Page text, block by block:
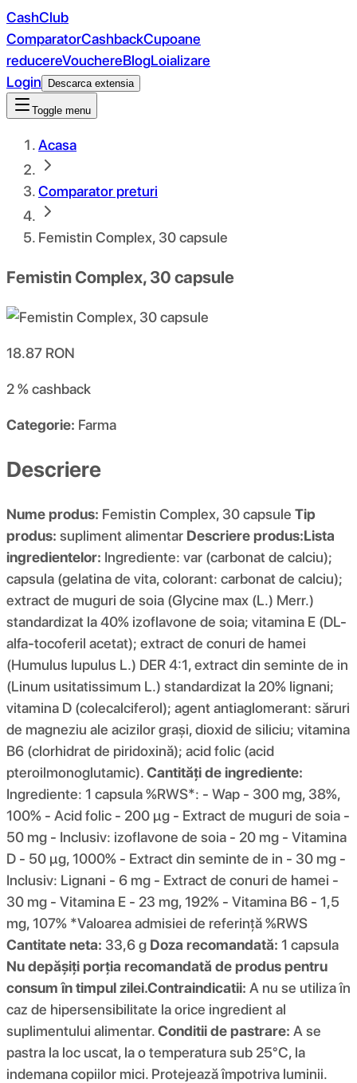
CashClub
ComparatorCashbackCupoane
reducereVouchereBlogLoializare
Login
Descarca extensia
Toggle menu
Acasa
Comparator preturi
Femistin Complex, 30 capsule
Femistin Complex, 30 capsule
18.87 RON
2 %cashback
Categorie: Farma
Descriere
Nume produs: Femistin Complex, 30 capsule Tip
produs: supliment alimentar Descriere produs:Lista
ingredientelor: Ingrediente: var (carbonat de calciu);
capsula (gelatina de vita, colorant: carbonat de calciu);
extract de muguri de soia (Glycine max (L.) Merr.)
standardizat la 40% izoflavone de soia; vitamina E (DL-
alfa-tocoferil acetat); extract de conuri de hamei
(Humulus lupulus L.) DER 4:1, extract din seminte de in
(Linum usitatissimum L.) standardizat la 20% lignani;
vitamina D (colecalciferol); agent antiaglomerant: săruri
de magneziu ale acizilor grași, dioxid de siliciu; vitamina
B6 (clorhidrat de piridoxină); acid folic (acid
pteroilmonoglutamic).Cantități de ingrediente:
Ingrediente: 1 capsula %RWS*: - Wap - 300 mg, 38%,
100% - Acid folic - 200 µg - Extract de muguri de soia -
50 mg - Inclusiv: izoflavone de soia - 20 mg - Vitamina
D - 50 µg, 1000% - Extract din seminte de in - 30 mg -
Inclusiv: Lignani - 6 mg - Extract de conuri de hamei -
30 mg - Vitamina E - 23 mg, 192% - Vitamina B6 - 1,5
mg, 107% *Valoarea admisiei de referință %RWS
Cantitate neta: 33,6 g Doza recomandată: 1 capsula
Nu depășiți porția recomandată de produs pentru
consum în timpul zilei.Contraindicatii: A nu se utiliza în
caz de hipersensibilitate la orice ingredient al
suplimentului alimentar.Conditii de pastrare: A se
pastra la loc uscat, la o temperatura sub 25°C, la
indemana copiilor mici. Protejează împotriva luminii.